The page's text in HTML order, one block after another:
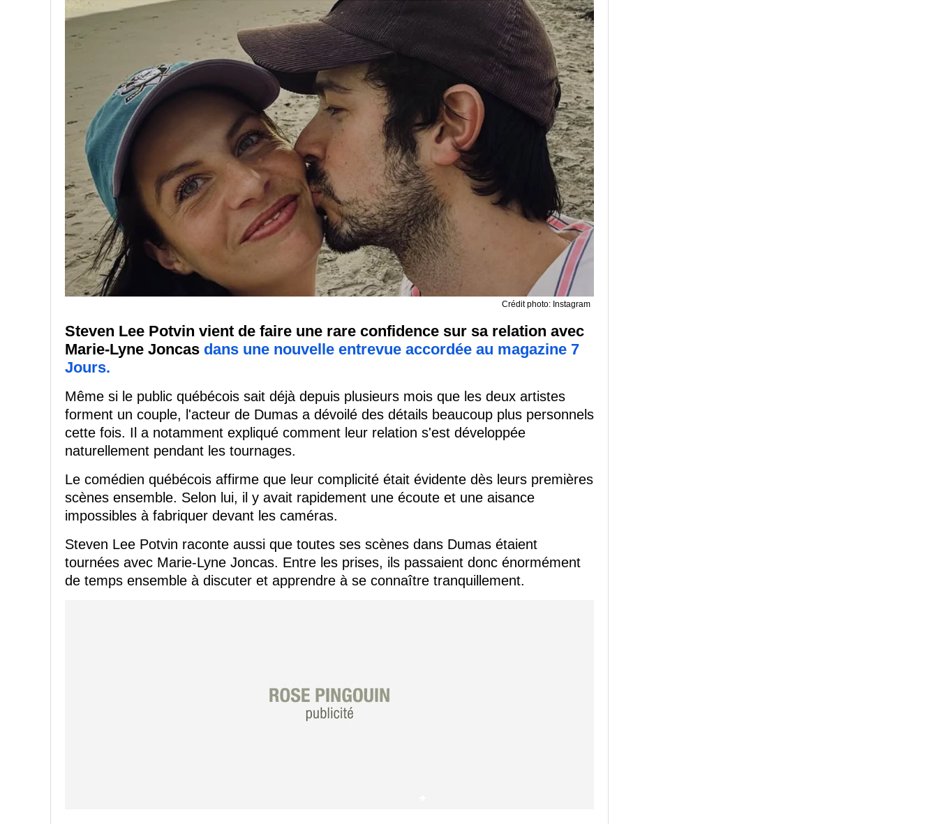
Crédit photo: Instagram
Steven Lee Potvin vient de faire une rare confidence sur sa relation avec
Marie-Lyne Joncas dans une nouvelle entrevue accordée au magazine 7
Jours.
Même si le public québécois sait déjà depuis plusieurs mois que les deux artistes
forment un couple, l'acteur de Dumas a dévoilé des détails beaucoup plus personnels
cette fois. Il a notamment expliqué comment leur relation s'est développée
naturellement pendant les tournages.
Le comédien québécois affirme que leur complicité était évidente dès leurs premières
scènes ensemble. Selon lui, il y avait rapidement une écoute et une aisance
impossibles à fabriquer devant les caméras.
Steven Lee Potvin raconte aussi que toutes ses scènes dans Dumas étaient
tournées avec Marie-Lyne Joncas. Entre les prises, ils passaient donc énormément
de temps ensemble à discuter et apprendre à se connaître tranquillement.